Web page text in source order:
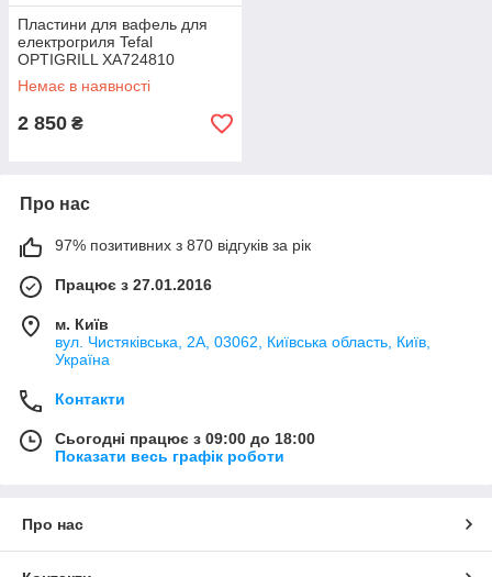
Пластини для вафель для
електрогриля Tefal
OPTIGRILL XA724810
(XA723812)
Немає в наявності
2 850 ₴
Про нас
97% позитивних з 870 відгуків за рік
Працює з 27.01.2016
м. Київ
вул. Чистяківська, 2А, 03062, Київська область, Київ,
Україна
Контакти
Сьогодні працює з 09:00 до 18:00
Показати весь графік роботи
Про нас